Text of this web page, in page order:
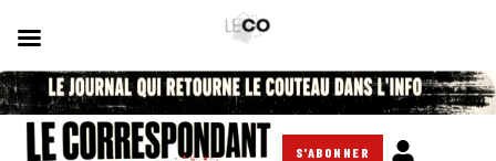
S'ABONNER